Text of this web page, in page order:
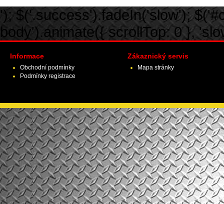
'); $('.success').fadeIn('slow');
body').animate({ scrollTop: 0 },
Informace
Obchodní podmínky
Podmínky registrace
Zákaznický servis
Mapa stránky